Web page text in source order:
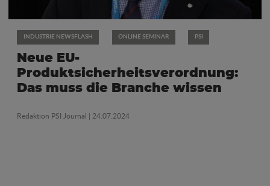
INDUSTRIE NEWSFLASH ONLINE SEMINAR PSI
Neue EU-
Produktsicherheitsverordnung:
Das muss die Branche wissen
Redaktion PSI Journal | 24.07.2024